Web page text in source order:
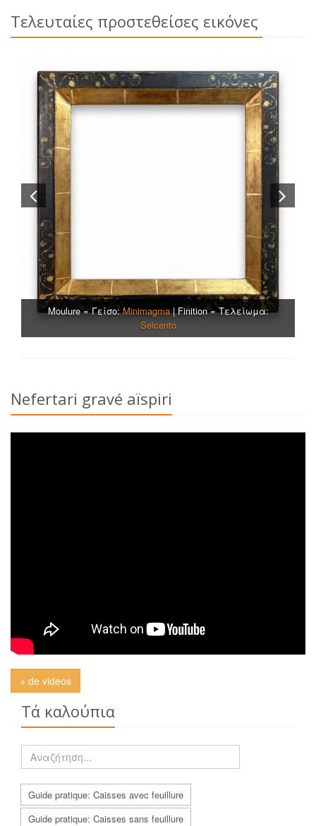
Τελευταίες προστεθείσες εικόνες
Moulure = Γείσο:Minimagma| Finition = Τελείωμα:Gravé
or
Nefertari gravé aïspiri
+ de videos
Τά καλούπια
Guide pratique: Caisses avec feuillure
Guide pratique: Caisses sans feuillure